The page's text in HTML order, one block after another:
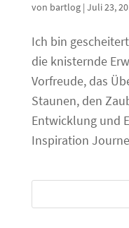
von bartlog| Juli 23,
Ich bin
die knisternde
Vorfreude, das
Staunen, den
Entwicklung und
Inspiration